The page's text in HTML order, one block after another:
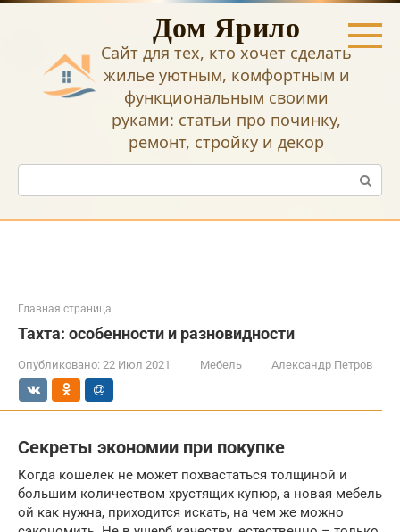
Перейти
Дом Ярило
Сайт для тех, кто хочет сделать
жилье уютным, комфортным и
функциональным своими
руками: статьи про починку,
ремонт, стройку и декор
Поиск:
Главная страница
Тахта: особенности и разновидности
Опубликовано: 22 Июл 2021 Мебель Александр Петров
Секреты экономии при покупке
Когда кошелек не может похвастаться толщиной и
большим количеством хрустящих купюр, а новая мебель
ой как нужна, приходится искать, на чем же можно